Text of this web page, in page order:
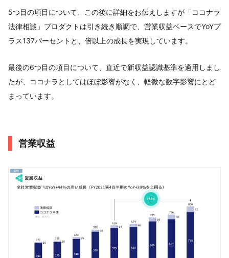
5つ目の項目について、この後に詳細をお伝えしますが「ココナラ
法律相談」プロダクトは引き続き順調で、営業収益ベースでYoYプ
ラス137パーセントと、倍以上の成長を実現しています。
最後の6つ目の項目について、直近で新収益認識基準を適用しまし
たが、ココナラとしてはほぼ影響がなく、軽微な数字影響にとど
まっています。
営業収益